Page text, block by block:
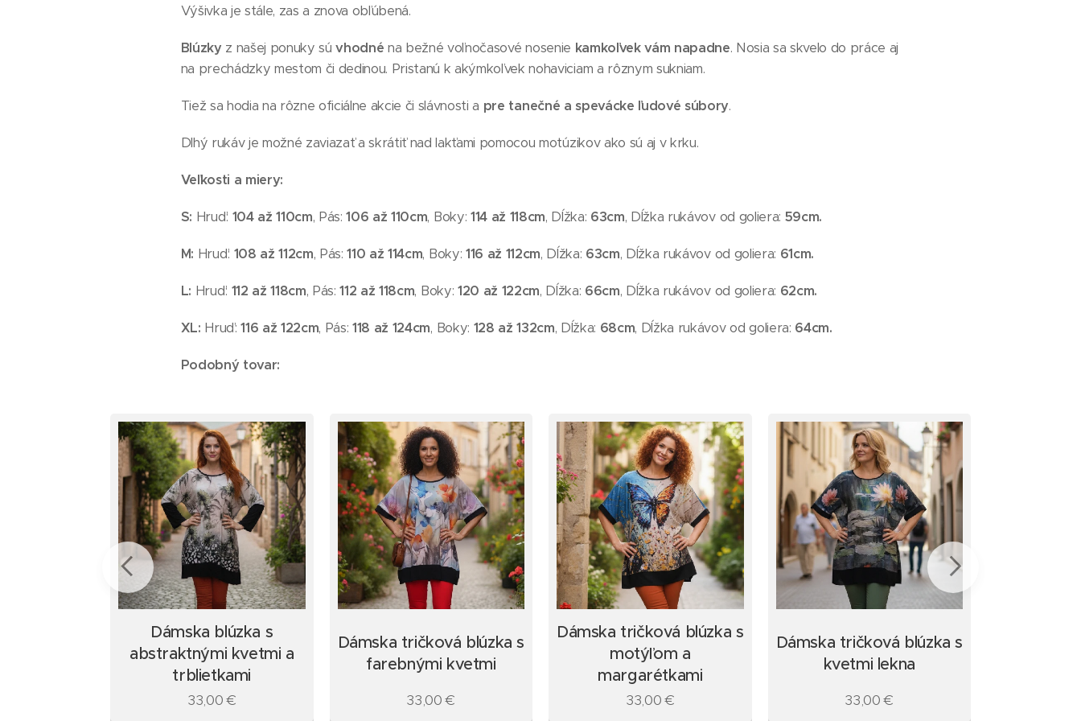
Výšivka je stále, zas a znova obľúbená.
Blúzky z našej ponuky súvhodné na bežné voľnočasové nosenie kamkoľvek vám napadne. Nosia sa skvelo do práce aj
na prechádzky mestom či dedinou. Pristanú k akýmkoľvek nohaviciam a rôznym sukniam.
Tiež sa hodia na rôzne oficiálne akcie či slávnosti a pre tanečné a spevácke ľudové súbory.
Dlhý rukáv je možné zaviazať a skrátiť nad lakťami pomocou motúzikov ako sú aj v krku.
Veľkosti a miery:
S: Hruď: 104 až 110cm, Pás:106 až 110cm, Boky: 114 až 118cm, Dĺžka: 63cm, Dĺžka rukávov od goliera: 59cm.
M: Hruď: 108 až 112cm, Pás:110 až 114cm, Boky: 116 až 112cm, Dĺžka: 63cm, Dĺžka rukávov od goliera: 61cm.
L: Hruď: 112 až 118cm, Pás:112 až 118cm, Boky: 120 až 122cm, Dĺžka: 66cm, Dĺžka rukávov od goliera: 62cm.
XL: Hruď:116 až 122cm, Pás:118 až 124cm, Boky: 128 až 132cm, Dĺžka: 68cm, Dĺžka rukávov od goliera: 64cm.
Podobný tovar:
Dámska blúzka s
abstraktnými kvetmi a
trblietkami
33,00€
Dámska tričková blúzka s
farebnými kvetmi
33,00€
Dámska tričková blúzka s
motýľom a
margarétkami
33,00€
Dámska tričková blúzka s
kvetmi lekna
33,00€